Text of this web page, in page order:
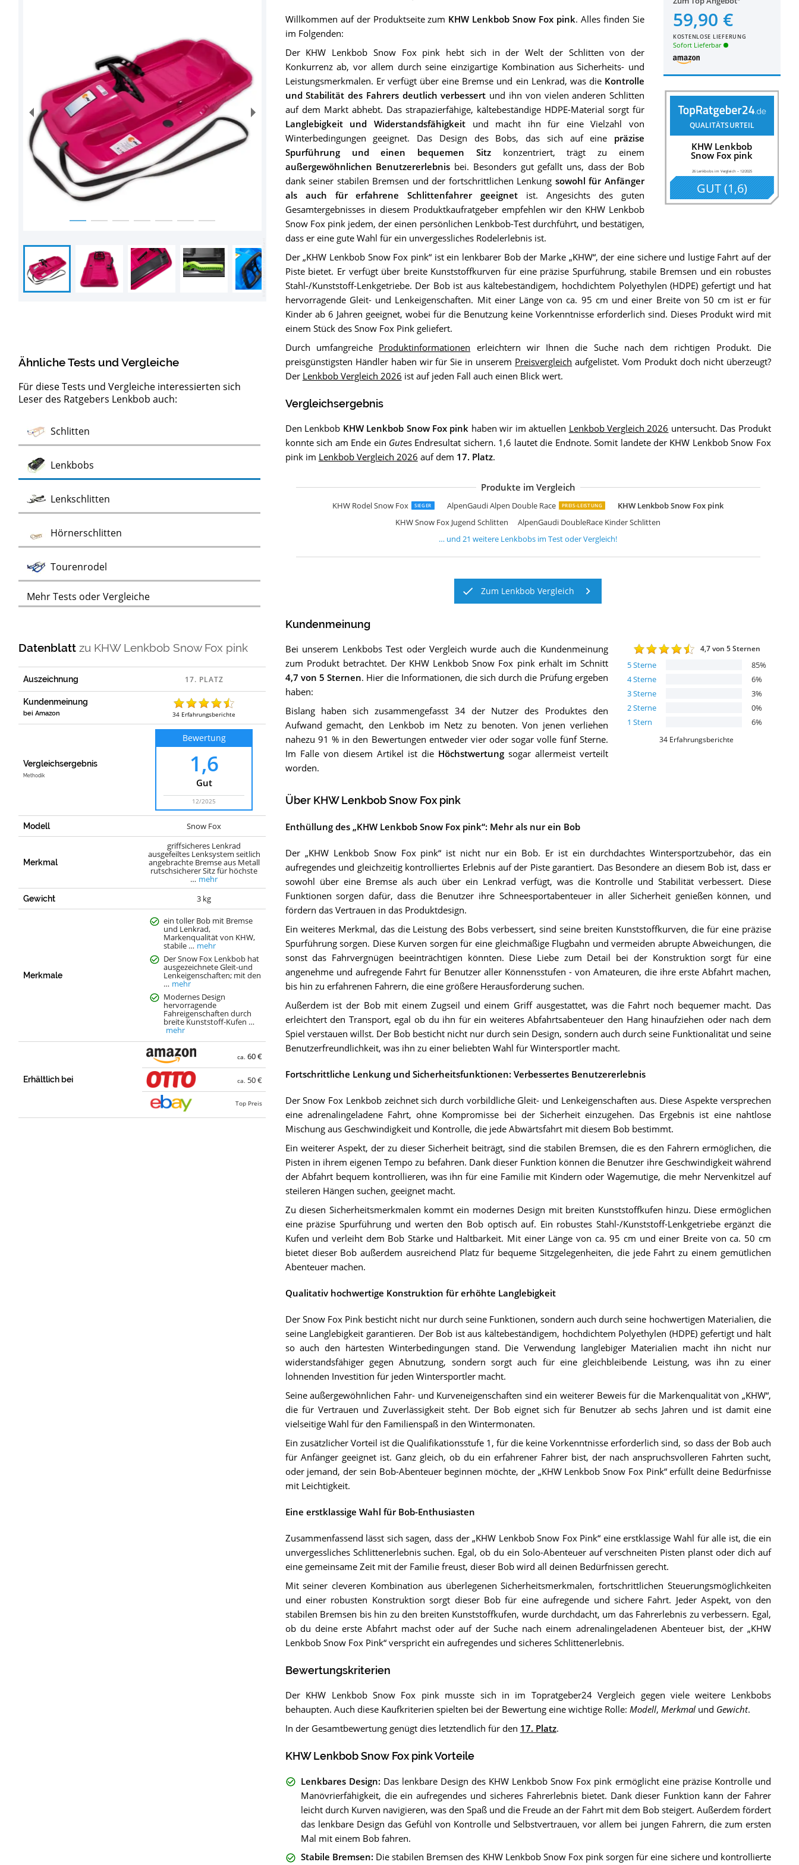
Ähnliche Tests und Vergleiche
Für diese Tests und Vergleiche interessierten sich
Leser des Ratgebers Lenkbob auch:
Schlitten
Lenkbobs
Lenkschlitten
Hörnerschlitten
Tourenrodel
German Luge Rodel
Tourenrodel von Kathrein
Klappschlitten
Davoser Schlitten
Alu SchlittenTest
Babyschlitten mit Schiebestange
ZipfelbobsTest
Alpengaudi Schlitten
Hamax Schlitten
KHW-Schlitten
Aufblasbare Schlitten
Mehr Tests oder Vergleiche
Datenblattzu KHW Lenkbob Snow Fox pink
Auszeichnung
Kundenmeinung
bei Amazon 34 Erfahrungsberichte
Vergleichsergebnis
Methodik
Bewertung
1,6
Gut
12/2025
Modell Snow Fox
Merkmal
griffsicheres Lenkrad
ausgefeiltes Lenksystem seitlich
angebrachte Bremse aus Metall
rutschsicherer Sitz für höchste
… mehr
Gewicht 3 kg
Merkmale
ein toller Bob mit Bremse
und Lenkrad,
Markenqualität von KHW,
stabile … mehr
Der Snow Fox Lenkbob hat
ausgezeichnete Gleit-und
Lenkeigenschaften; mit den
… mehr
Modernes Design
hervorragende
Fahreigenschaften durch
breite Kunststoff-Kufen …
mehr
Erhältlich bei
ca.60 €
ca. 50 €
Top Preis
59,90 €
KOSTENLOSE LIEFERUNG
Sofort Lieferbar
QUALITÄTSURTEIL
KHW Lenkbob
Snow Fox pink
26 Lenkbobs im Vergleich– 12/2025
GUT(1,6)
Willkommen auf der Produktseite zum KHW Lenkbob Snow Fox pink. Alles finden Sie
im Folgenden:
Der KHW Lenkbob Snow Fox pink hebt sich in der Welt der Schlitten von der
Konkurrenz ab, vor allem durch seine einzigartige Kombination aus Sicherheits- und
Leistungsmerkmalen. Er verfügt über eine Bremse und ein Lenkrad, was die Kontrolle
und Stabilität des Fahrers deutlich verbessert und ihn von vielen anderen Schlitten
auf dem Markt abhebt. Das strapazierfähige, kältebeständige HDPE-Material sorgt für
Langlebigkeit und Widerstandsfähigkeitund macht ihn für eine Vielzahl von
Winterbedingungen geeignet. Das Design des Bobs, das sich auf eine präzise
Spurführung und einen bequemen Sitzkonzentriert, trägt zu einem
außergewöhnlichen Benutzererlebnis bei. Besonders gut gefällt uns, dass der Bob
dank seiner stabilen Bremsen und der fortschrittlichen Lenkung sowohl für Anfänger
als auch für erfahrene Schlittenfahrer geeignet ist. Angesichts des guten
Gesamtergebnisses in diesem Produktkaufratgeber empfehlen wir den KHW Lenkbob
Snow Fox pink jedem, der einen persönlichen Lenkbob-Test durchführt, und bestätigen,
dass er eine gute Wahl für ein unvergessliches Rodelerlebnis ist.
Der „KHW Lenkbob Snow Fox pink“ ist ein lenkbarer Bob der Marke „KHW“, der eine sichere und lustige Fahrt auf der
Piste bietet. Er verfügt über breite Kunststoffkurven für eine präzise Spurführung, stabile Bremsen und ein robustes
Stahl-/Kunststoff-Lenkgetriebe. Der Bob ist aus kältebeständigem, hochdichtem Polyethylen (HDPE) gefertigt und hat
hervorragende Gleit- und Lenkeigenschaften. Mit einer Länge von ca. 95 cm und einer Breite von 50 cm ist er für
Kinder ab 6 Jahren geeignet, wobei für die Benutzung keine Vorkenntnisse erforderlich sind. Dieses Produkt wird mit
einem Stück des Snow Fox Pink geliefert.
Durch umfangreiche Produktinformationen erleichtern wir Ihnen die Suche nach dem richtigen Produkt. Die
preisgünstigsten Händler haben wir für Sie in unserem Preisvergleich aufgelistet. Vom Produkt doch nicht überzeugt?
Der Lenkbob Vergleich 2026 ist auf jeden Fall auch einen Blick wert.
Vergleichsergebnis
Den Lenkbob KHW Lenkbob Snow Fox pink haben wir im aktuellen Lenkbob Vergleich 2026 untersucht. Das Produkt
konnte sich am Ende ein Gutes Endresultat sichern. 1,6 lautet die Endnote. Somit landete der KHW Lenkbob Snow Fox
pink im Lenkbob Vergleich 2026 auf dem 17. Platz.
Produkte im Vergleich
KHW Rodel Snow Fox SIEGER AlpenGaudi Alpen Double Race PREIS-LEISTUNG
KHW Lenkbob Snow Fox pink
KHW Snow Fox Jugend Schlitten
AlpenGaudi DoubleRace Kinder Schlitten
KHW Rodel Grau
Hamax Kinder Rodelschlitten SNO Fire Doppelsitzer
Franz Schneider 200115 Bob Snow Max
Hamax Bob Lenkbob Lenkschlitten Schlitten Sno Action schwarz
Gizmo Riders Lenkschlitten
Spiel AG Bob Lenkbob Lenkschlitten Schlitten SNO Surf blau
NEUSTANLO by Hamax Bob
Gizmo Riders Lenkschlitten
Gizmo Riders Lenkschlitten
AlpenGaudi Unisex Jugend Space pink Schlitten
Hamax Bob Lenkbob
KHW Lenkschlitten Snow Fox Iceblue
KHW Lenkbob Snow Fox Iceblue
AlpenSpace BOB Schlitten Lenkbob
Plastkon Skipper Lenkbob
Dantoy Lenkschlitten
Hamax Bob Lenkbob Schlitten 109cm SNO Police 2 Personen
Hamax Bob Lenkbob
Neustanlo Rodel Grün
Rolly Toys Schlitten Schneesurfer Jetstar
Alpen Race AlpenGaudi Schlitten Lenkbob Alpenrace
… und21 weitere Lenkbobs im Test oder Vergleich!
Zum Lenkbob Vergleich
Kundenmeinung
4,7von 5 Sternen
5Sterne 85%
4Sterne 6%
3Sterne 3%
2Sterne 0%
1 Stern 6%
34 Erfahrungsberichte
Bei unserem LenkbobsTest oder Vergleich wurde auch die Kundenmeinung
zum Produkt betrachtet. Der KHW Lenkbob Snow Fox pinkerhält im Schnitt
4,7 von 5 Sternen. Hier die Informationen, die sich durch die Prüfung ergeben
haben:
Bislang haben sich zusammengefasst 34 der Nutzer des Produktes den
Aufwand gemacht, den Lenkbob im Netz zu benoten. Von jenen verliehen
nahezu 91 % in den Bewertungen entweder vier oder sogar volle fünf Sterne.
Im Falle von diesem Artikel ist die Höchstwertungsogar allermeist verteilt
worden.
Über KHW Lenkbob Snow Fox pink
Enthüllung des „KHW Lenkbob Snow Fox pink“: Mehr als nur ein Bob
Der „KHW Lenkbob Snow Fox pink“ ist nicht nur ein Bob. Er ist ein durchdachtes Wintersportzubehör, das ein
aufregendes und gleichzeitig kontrolliertes Erlebnis auf der Piste garantiert. Das Besondere an diesem Bob ist, dass er
sowohl über eine Bremse als auch über ein Lenkrad verfügt, was die Kontrolle und Stabilität verbessert. Diese
Funktionen sorgen dafür, dass die Benutzer ihre Schneesportabenteuer in aller Sicherheit genießen können, und
fördern das Vertrauen in das Produktdesign.
Ein weiteres Merkmal, das die Leistung des Bobs verbessert, sind seine breiten Kunststoffkurven, die für eine präzise
Spurführung sorgen. Diese Kurven sorgen für eine gleichmäßige Flugbahn und vermeiden abrupte Abweichungen, die
sonst das Fahrvergnügen beeinträchtigen könnten. Diese Liebe zum Detail bei der Konstruktion sorgt für eine
angenehme und aufregende Fahrt für Benutzer aller Könnensstufen - von Amateuren, die ihre erste Abfahrt machen,
bis hin zu erfahrenen Fahrern, die eine größere Herausforderung suchen.
Außerdem ist der Bob mit einem Zugseil und einem Griff ausgestattet, was die Fahrt noch bequemer macht. Das
erleichtert den Transport, egal ob du ihn für ein weiteres Abfahrtsabenteuer den Hang hinaufziehen oder nach dem
Spiel verstauen willst. Der Bob besticht nicht nur durch sein Design, sondern auch durch seine Funktionalität und seine
Benutzerfreundlichkeit, was ihn zu einer beliebten Wahl für Wintersportler macht.
Fortschrittliche Lenkung und Sicherheitsfunktionen: Verbessertes Benutzererlebnis
Der Snow Fox Lenkbob zeichnet sich durch vorbildliche Gleit- und Lenkeigenschaften aus. Diese Aspekte versprechen
eine adrenalingeladene Fahrt, ohne Kompromisse bei der Sicherheit einzugehen. Das Ergebnis ist eine nahtlose
Mischung aus Geschwindigkeit und Kontrolle, die jede Abwärtsfahrt mit diesem Bob bestimmt.
Ein weiterer Aspekt, der zu dieser Sicherheit beiträgt, sind die stabilen Bremsen, die es den Fahrern ermöglichen, die
Pisten in ihrem eigenen Tempo zu befahren. Dank dieser Funktion können die Benutzer ihre Geschwindigkeit während
der Abfahrt bequem kontrollieren, was ihn für eine Familie mit Kindern oder Wagemutige, die mehr Nervenkitzel auf
steileren Hängen suchen, geeignet macht.
Zu diesen Sicherheitsmerkmalen kommt ein modernes Design mit breiten Kunststoffkufen hinzu. Diese ermöglichen
eine präzise Spurführung und werten den Bob optisch auf. Ein robustes Stahl-/Kunststoff-Lenkgetriebe ergänzt die
Kufen und verleiht dem Bob Stärke und Haltbarkeit. Mit einer Länge von ca. 95 cm und einer Breite von ca. 50 cm
bietet dieser Bob außerdem ausreichend Platz für bequeme Sitzgelegenheiten, die jede Fahrt zu einem gemütlichen
Abenteuer machen.
Qualitativ hochwertige Konstruktion für erhöhte Langlebigkeit
Der Snow Fox Pink besticht nicht nur durch seine Funktionen, sondern auch durch seine hochwertigen Materialien, die
seine Langlebigkeit garantieren. Der Bob ist aus kältebeständigem, hochdichtem Polyethylen (HDPE) gefertigt und hält
so auch den härtesten Winterbedingungen stand. Die Verwendung langlebiger Materialien macht ihn nicht nur
widerstandsfähiger gegen Abnutzung, sondern sorgt auch für eine gleichbleibende Leistung, was ihn zu einer
lohnenden Investition für jeden Wintersportler macht.
Seine außergewöhnlichen Fahr- und Kurveneigenschaften sind ein weiterer Beweis für die Markenqualität von „KHW“,
die für Vertrauen und Zuverlässigkeit steht. Der Bob eignet sich für Benutzer ab sechs Jahren und ist damit eine
vielseitige Wahl für den Familienspaß in den Wintermonaten.
Ein zusätzlicher Vorteil ist die Qualifikationsstufe 1, für die keine Vorkenntnisse erforderlich sind, so dass der Bob auch
für Anfänger geeignet ist. Ganz gleich, ob du ein erfahrener Fahrer bist, der nach anspruchsvolleren Fahrten sucht,
oder jemand, der sein Bob-Abenteuer beginnen möchte, der „KHW Lenkbob Snow Fox Pink“ erfüllt deine Bedürfnisse
mit Leichtigkeit.
Eine erstklassige Wahl für Bob-Enthusiasten
Zusammenfassend lässt sich sagen, dass der „KHW Lenkbob Snow Fox Pink“ eine erstklassige Wahl für alle ist, die ein
unvergessliches Schlittenerlebnis suchen. Egal, ob du ein Solo-Abenteuer auf verschneiten Pisten planst oder dich auf
eine gemeinsame Zeit mit der Familie freust, dieser Bob wird all deinen Bedürfnissen gerecht.
Mit seiner cleveren Kombination aus überlegenen Sicherheitsmerkmalen, fortschrittlichen Steuerungsmöglichkeiten
und einer robusten Konstruktion sorgt dieser Bob für eine aufregende und sichere Fahrt. Jeder Aspekt, von den
stabilen Bremsen bis hin zu den breiten Kunststoffkufen, wurde durchdacht, um das Fahrerlebnis zu verbessern. Egal,
ob du deine erste Abfahrt machst oder auf der Suche nach einem adrenalingeladenen Abenteuer bist, der „KHW
Lenkbob Snow Fox Pink“ verspricht ein aufregendes und sicheres Schlittenerlebnis.
Bewertungskriterien
Der KHW Lenkbob Snow Fox pink musste sich in im Topratgeber24 Vergleich gegen viele weitere Lenkbobs
behaupten. Auch diese Kaufkriterien spielten bei der Bewertung eine wichtige Rolle: Modell, Merkmalund Gewicht.
In der Gesamtbewertung genügt dies letztendlich für den 17. Platz.
KHW Lenkbob Snow Fox pink Vorteile
Lenkbares Design: Das lenkbare Design des KHW Lenkbob Snow Fox pink ermöglicht eine präzise Kontrolle und
Manövrierfähigkeit, die ein aufregendes und sicheres Fahrerlebnis bietet. Dank dieser Funktion kann der Fahrer
leicht durch Kurven navigieren, was den Spaß und die Freude an der Fahrt mit dem Bob steigert. Außerdem fördert
das lenkbare Design das Gefühl von Kontrolle und Selbstvertrauen, vor allem bei jungen Fahrern, die zum ersten
Mal mit einem Bob fahren.
Stabile Bremsen: Die stabilen Bremsen des KHW Lenkbob Snow Fox pink sorgen für eine sichere und kontrollierte